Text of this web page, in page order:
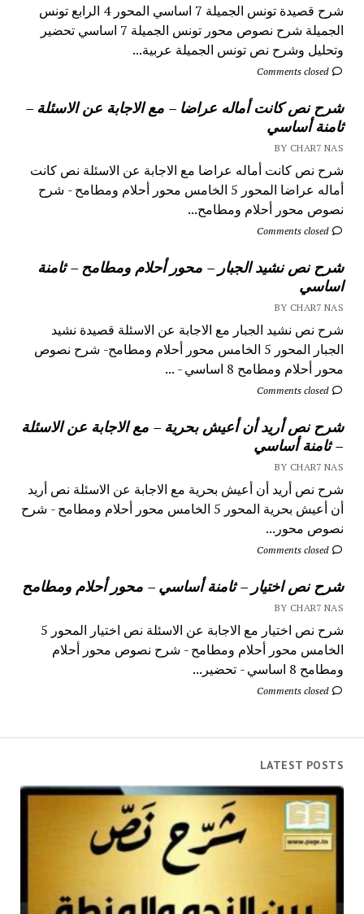
شرح قصيدة تونس الجميلة 7 اساسي المحور 4 الرابع تونس
الجميلة شرح نصوص محور تونس الجميلة 7 اساسي تحضير
وتحليل وشرح نص تونس الجميلة عربية...
Comments closed
شرح نص كانت أماله عراضا – مع الاجابة عن الاسئلة –
ثامنة أساسي
BY CHAR7 NAS
شرح نص كانت أماله عراضا مع الاجابة عن الاسئلة نص كانت
أماله عراضا المحور 5 الخامس محور أحلام ومطامح - شرح
نصوص محور أحلام ومطامح...
Comments closed
شرح نص نشيد الجبار – محور أحلام ومطامح – ثامنة
اساسي
BY CHAR7 NAS
شرح نص نشيد الجبار مع الاجابة عن الاسئلة قصيدة نشيد
الجبار المحور 5 الخامس محور أحلام ومطامح- شرح نصوص
محور أحلام ومطامح 8 اساسي - ...
Comments closed
شرح نص أريد أن أعيش بحرية – مع الاجابة عن الاسئلة
– ثامنة أساسي
BY CHAR7 NAS
شرح نص أريد أن أعيش بحرية مع الاجابة عن الاسئلة نص أريد
أن أعيش بحرية المحور 5 الخامس محور أحلام ومطامح - شرح
نصوص محور...
Comments closed
شرح نص اختيار – ثامنة أساسي – محور أحلام ومطامح
BY CHAR7 NAS
شرح نص اختيار مع الاجابة عن الاسئلة نص اختيار المحور 5
الخامس محور أحلام ومطامح - شرح نصوص محور أحلام
ومطامح 8 اساسي - تحضير...
Comments closed
LATEST POSTS